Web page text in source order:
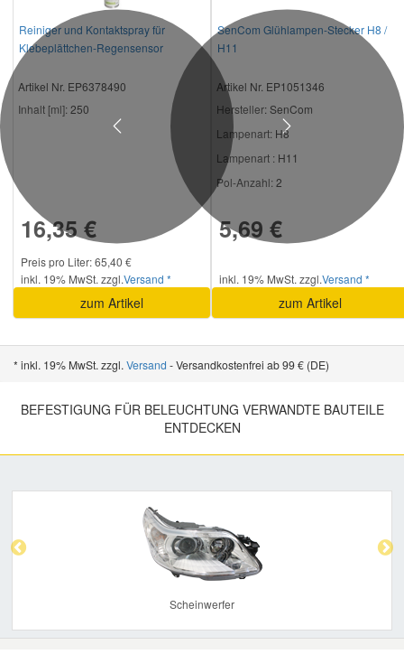
Reiniger und Kontaktspray für
Klebeplättchen-Regensensor
Artikel Nr. EP6378490
Inhalt [ml]: 250
16,35 €
Preis pro Liter: 65,40 €
inkl. 19% MwSt. zzgl.Versand *
zum Artikel
SenCom Glühlampen-Stecker H8 /
H11
Artikel Nr. EP1051346
Hersteller: SenCom
Lampenart: H8
Lampenart : H11
Pol-Anzahl: 2
5,69 €
inkl. 19% MwSt. zzgl.Versand *
zum Artikel
Previous Next
* inkl. 19% MwSt. zzgl. Versand - Versandkostenfrei ab 99 € (DE)
BEFESTIGUNG FÜR BELEUCHTUNG VERWANDTE BAUTEILE
ENTDECKEN
Scheinwerfer